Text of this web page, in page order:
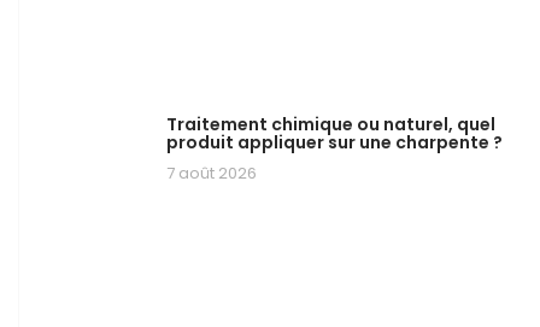
Traitement chimique ou naturel, quel
produit appliquer sur une charpente ?
7 août 2026